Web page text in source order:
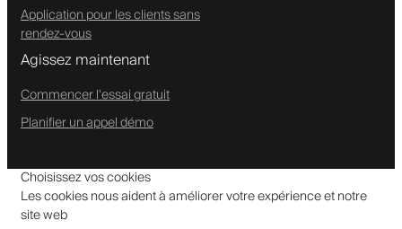
Application pour les clients sans
rendez-vous
Agissez maintenant
Commencer l'essai gratuit
Planifier un appel démo
Choisissez vos cookies
Les cookies nous aident à améliorer votre expérience et notre
site web